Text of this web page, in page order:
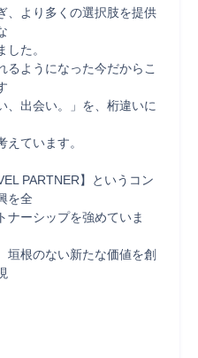
、より多くの選択肢を提供
た。
るようになった今だからこ
、出会い。」を、桁違いに
ています。
PARTNER】というコン
を全
ナーシップを強めていま
垣根のない新たな価値を創